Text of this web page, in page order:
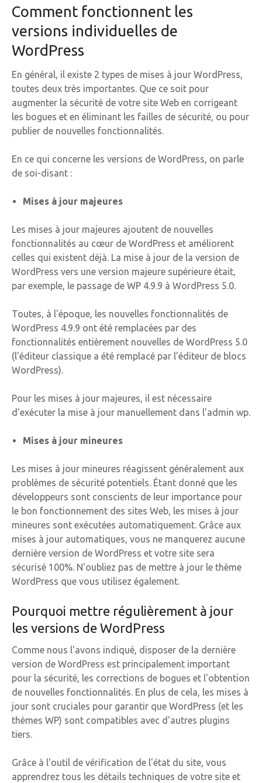
Comment fonctionnent les
versions individuelles de
WordPress
En général, il existe 2 types de mises à jour WordPress,
toutes deux très importantes. Que ce soit pour
augmenter la sécurité de votre site Web en corrigeant
les bogues et en éliminant les failles de sécurité, ou pour
publier de nouvelles fonctionnalités.
En ce qui concerne les versions de WordPress, on parle
de soi-disant :
Mises à jour majeures
Les mises à jour majeures ajoutent de nouvelles
fonctionnalités au cœur de WordPress et améliorent
celles qui existent déjà. La mise à jour de la version de
WordPress vers une version majeure supérieure était,
par exemple, le passage de WP 4.9.9 à WordPress 5.0.
Toutes, à l'époque, les nouvelles fonctionnalités de
WordPress 4.9.9 ont été remplacées par des
fonctionnalités entièrement nouvelles de WordPress 5.0
(l'éditeur classique a été remplacé par l'éditeur de blocs
WordPress).
Pour les mises à jour majeures, il est nécessaire
d'exécuter la mise à jour manuellement dans l'admin wp.
Mises à jour mineures
Les mises à jour mineures réagissent généralement aux
problèmes de sécurité potentiels. Étant donné que les
développeurs sont conscients de leur importance pour
le bon fonctionnement des sites Web, les mises à jour
mineures sont exécutées automatiquement. Grâce aux
mises à jour automatiques, vous ne manquerez aucune
dernière version de WordPress et votre site sera
sécurisé 100%. N'oubliez pas de mettre à jour le thème
WordPress que vous utilisez également.
Pourquoi mettre régulièrement à jour
les versions de WordPress
Comme nous l'avons indiqué, disposer de la dernière
version de WordPress est principalement important
pour la sécurité, les corrections de bogues et l'obtention
de nouvelles fonctionnalités. En plus de cela, les mises à
jour sont cruciales pour garantir que WordPress (et les
thèmes WP) sont compatibles avec d'autres plugins
tiers.
Grâce à l'outil de vérification de l'état du site, vous
apprendrez tous les détails techniques de votre site et